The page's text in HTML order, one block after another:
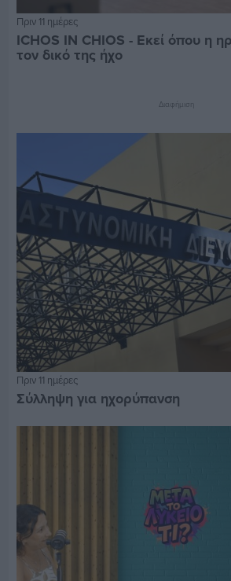
Πριν 11 ημέρες
ICHOS IN CHIOS - Εκεί όπου η
τον δικό της ήχο
Διαφήμιση
Πριν 11 ημέρες
Σύλληψη για ηχορύπανση